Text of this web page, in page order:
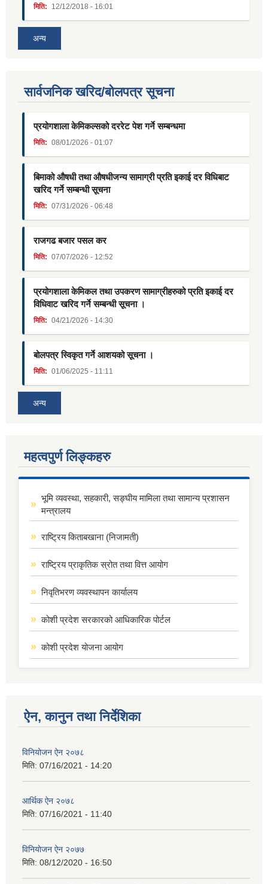
मिति: 12/12/2018 - 16:01
अन्य
सार्वजनिक खरिद/बोलपत्र सूचना
प्रयोगशाला केमिकल्सको दररेट पेश गर्ने सम्बन्धमा
मिति: 08/01/2026 - 01:07
बिमाको औषधी तथा औषधीजन्य सामाग्री प्रति इकाई दर विधिबाट
खरिद गर्ने सम्बन्धी सूचना
मिति: 07/31/2026 - 06:48
राजगढ बजार पसल कर
मिति: 07/07/2026 - 12:52
प्रयोगशाला केमिकल तथा उपकरण सामाग्रीहरुको प्रति इकाई दर
विधिवाट खरिद गर्ने सम्बन्धी सूचना ।
मिति: 04/21/2026 - 14:30
बोलपत्र स्विकृत गर्ने आशयको सूचना ।
मिति: 01/06/2025 - 11:11
अन्य
महत्वपुर्ण लिङ्कहरु
भूमि व्यवस्था, सहकारी, सङ्घीय मामिला तथा सामान्य प्रशासन
मन्त्रालय
राष्ट्रिय किताबखाना (निजामती)
राष्ट्रिय प्राकृतिक स्रोत तथा वित्त आयोग
निवृतिभरण व्यवस्थापन कार्यालय
कोशी प्रदेश सरकारको आधिकारिक पोर्टल
कोशी प्रदेश योजना आयोग
ऐन, कानुन तथा निर्देशिका
विनियोजन ऐन २०७८
मिति: 07/16/2021 - 14:20
आर्थिक ऐन २०७८
मिति: 07/16/2021 - 11:40
विनियाेजन ऐन २०७७
मिति: 08/12/2020 - 16:50